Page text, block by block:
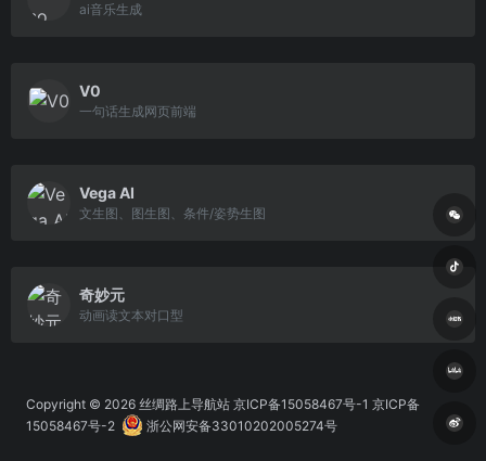
ai音乐生成
V0
一句话生成网页前端
Vega AI
文生图、图生图、条件/姿势生图
奇妙元
动画读文本对口型
Copyright © 2026 丝绸路上导航站 京ICP备15058467号-1 京ICP备
15058467号-2
浙公网安备33010202005274号